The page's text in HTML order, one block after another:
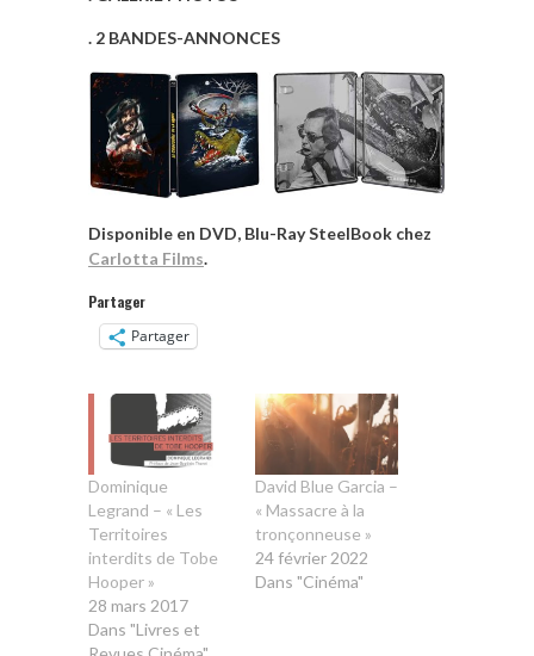
. 2 BANDES-ANNONCES
Disponible en DVD, Blu-Ray SteelBook chez
Carlotta Films.
Partager
Partager
Dominique
Legrand – « Les
Territoires
interdits de Tobe
Hooper »
28 mars 2017
Dans "Livres et
David Blue Garcia –
« Massacre à la
tronçonneuse »
24 février 2022
Dans "Cinéma"